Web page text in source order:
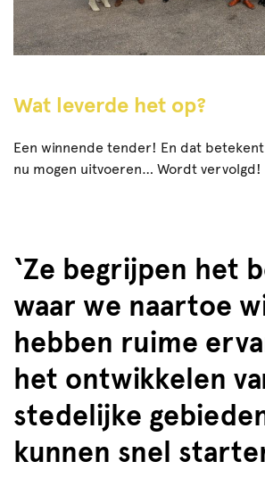
Wat leverde het op?
Een winnende tender! En dat
nu mogen uitvoeren… Wordt vervolgd!
‘Ze begrijpen het
waar we naartoe
hebben ruime
het ontwikkelen
stedelijke
kunnen snel